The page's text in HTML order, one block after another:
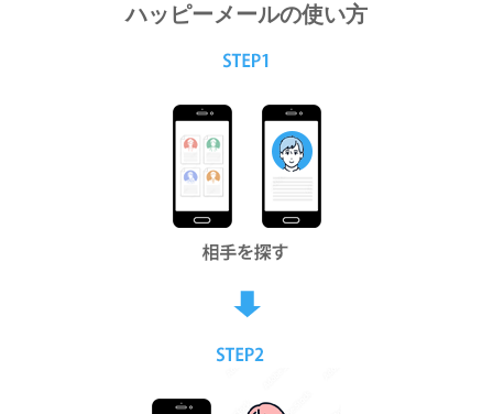
ハッピーメールの使い方